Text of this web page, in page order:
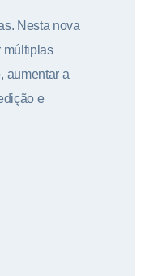
Nesta nova
múltiplas
aumentar a
e